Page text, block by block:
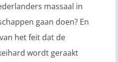
massaal in
gaan doen? En
het feit dat de
wordt geraakt